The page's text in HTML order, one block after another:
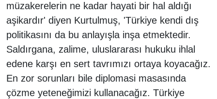
müzakerelerin ne kadar hayati bir hal aldığı
aşikardır' diyen Kurtulmuş, 'Türkiye kendi dış
politikasını da bu anlayışla inşa etmektedir.
Saldırgana, zalime, uluslararası hukuku ihlal
edene karşı en sert tavrımızı ortaya koyacağız.
En zor sorunları bile diplomasi masasında
çözme yeteneğimizi kullanacağız. Türkiye